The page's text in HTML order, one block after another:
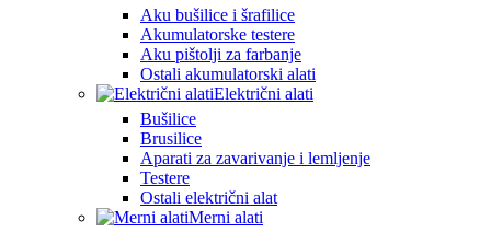
Aku bušilice i šrafilice
Akumulatorske testere
Aku pištolji za farbanje
Ostali akumulatorski alati
Električni alati
Bušilice
Brusilice
Aparati za zavarivanje i lemljenje
Testere
Ostali električni alat
Merni alati